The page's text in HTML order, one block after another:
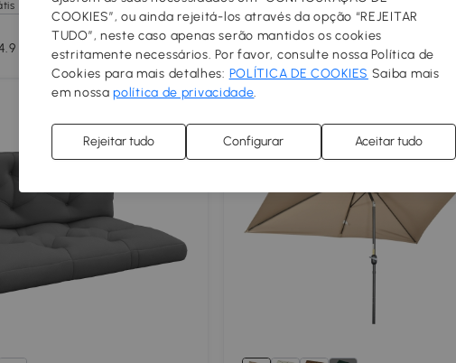
exceto as ilhas Portes grátis exceto as ilhas
4.9
COOKIES”, ou ainda rejeitá-los através da opção “REJEITAR
TUDO”, neste caso apenas serão mantidos os cookies
estritamente necessários. Por favor, consulte nossa Política de
Cookies para mais detalhes: POLÍTICA DE COOKIES Saiba mais
em nossapolítica de privacidade.
Rejeitar tudo Configurar Aceitar tudo